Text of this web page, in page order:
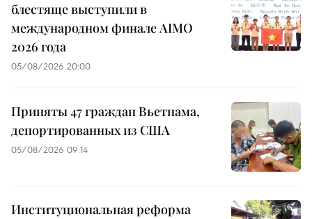
блестяще выступили в
международном финале AIMO
2026 года
05/08/2026 20:00
Приняты 47 граждан Вьетнама,
депортированных из США
05/08/2026 09:14
Институциональная реформа